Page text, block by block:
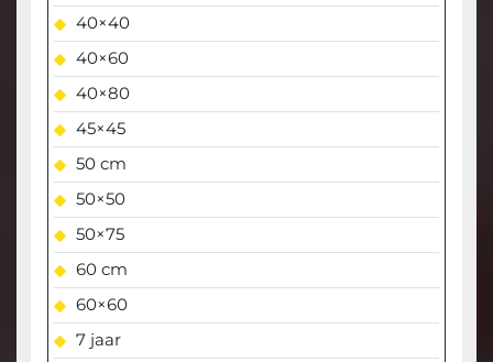
40×40
40×60
40×80
45×45
50 cm
50×50
50×75
60 cm
60×60
7 jaar